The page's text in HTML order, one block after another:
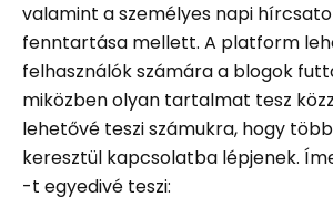
valamint a személyes napi
fenntartása mellett. A platform
felhasználók számára a blogok
miközben olyan tartalmat tesz
lehetővé teszi számukra, hogy
keresztül kapcsolatba lépjenek.
-t egyedivé teszi: